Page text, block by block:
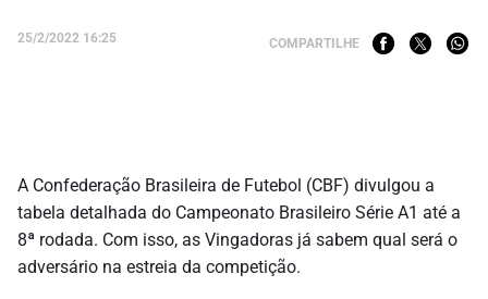
25/2/2022 16:25 COMPARTILHE
A Confederação Brasileira de Futebol (CBF) divulgou a
tabela detalhada do Campeonato Brasileiro Série A1 até a
8ª rodada. Com isso, as Vingadoras já sabem qual será o
adversário na estreia da competição.